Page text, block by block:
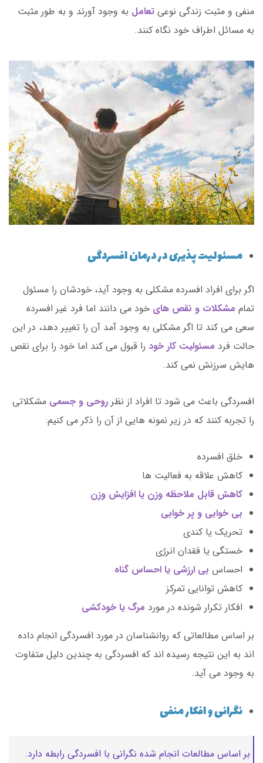
منفی و مثبت زندگی نوعی تعامل به وجود آورند و به طور مثبت
به مسائل اطراف خود نگاه کنند.
مسئولیت پذیری در درمان افسردگی
اگر برای افراد افسرده مشکلی به وجود آید، خودشان را مسئول
تمام مشکلات و نقص های خود می دانند اما فرد غیر افسرده
سعی می کند تا اگر مشکلی به وجود آمد آن را تغییر دهد، در این
حالت فرد مسئولیت کار خود را قبول می کند اما خود را برای نقص
هایش سرزنش نمی کند.
افسردگی باعث می شود تا افراد از نظر روحی و جسمی مشکلاتی
را تجربه کنند که در زیر نمونه هایی از آن را ذکر می کنیم:
خلق افسرده
کاهش علاقه به فعالیت ها
کاهش قابل ملاحظه وزن یا افزایش وزن
بی خوابی و پر خوابی
تحریک یا کندی
خستگی یا فقدان انرژی
احساس بی ارزشی یا احساس گناه
کاهش توانایی تمرکز
افکار تکرار شونده در مورد مرگ یا خودکشی
بر اساس مطالعاتی که روانشناسان در مورد افسردگی انجام داده
اند به این نتیجه رسیده اند که افسردگی به چندین دلیل متفاوت
به وجود می آید.
نگرانی و افکار منفی
بر اساس مطالعات انجام شده نگرانی با افسردگی رابطه دارد.